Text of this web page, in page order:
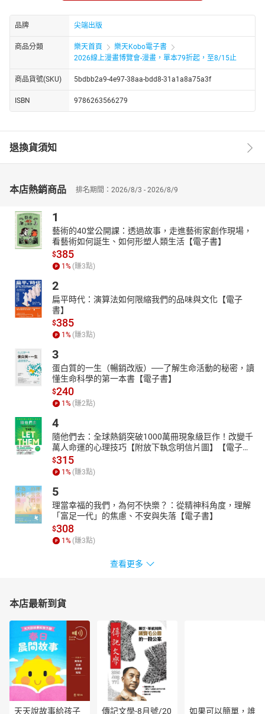
原本的鋼琴手因病無法來日本，臨時被找去
代打演出的雪祈登上了夢寐以求的舞臺。
在他全心全意、毫無保留的演奏下，
大、玉田、雪祈的三重奏獲得了日後登臺的機會。
可就在一切是那麼順利、
準備掀起一陣波瀾時──
大等人在日本的奮鬥成長史《BLUE GIANT》完結篇!!!
─┤各界音樂家、教育家熱情推薦├─
吳俊良｜彰化愛樂室內樂團團長
莊凱圍｜單簧管演奏家
葉庭均｜樂壇新生代爵士鼓手
品牌 尖端出版
商品分類 樂天首頁
樂天Kobo電子書
2026線上漫畫博覽會-漫畫，單本79折起，至8/15止
商品貨號(SKU) 5bdbb2a9-4e97-38aa-bdd8-31a1a8a75a3f
ISBN 9786263566279
退換貨須知
本店熱銷商品 排名期間：2026/8/3 - 2026/8/9
1
藝術的40堂公開課：透過故事，走進藝術家創作現場，
看藝術如何誕生、如何形塑人類生活【電子書】
$385
1 % (賺3點)
2
扁平時代：演算法如何限縮我們的品味與文化【電子
書】
$385
1 % (賺3點)
3
蛋白質的一生（暢銷改版）──了解生命活動的秘密，讀
懂生命科學的第一本書【電子書】
$240
1 % (賺2點)
4
隨他們去：全球熱銷突破1000萬冊現象級巨作！改變千
萬人命運的心理技巧【附放下執念明信片圖】【電子
書】
$315
1 % (賺3點)
5
理當幸福的我們，為何不快樂？：從精神科角度，理解
「富足一代」的焦慮、不安與失落【電子書】
$308
1 % (賺3點)
查看更多
本店最新到貨
天天說故事給孩子
傳記文學-8月號/20
如果可以簡單，誰